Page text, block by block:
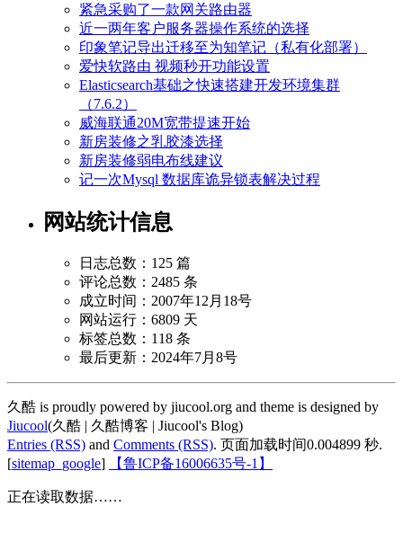
紧急采购了一款网关路由器
近一两年客户服务器操作系统的选择
印象笔记导出迁移至为知笔记（私有化部署）
爱快软路由 视频秒开功能设置
Elasticsearch基础之快速搭建开发环境集群
（7.6.2）
威海联通20M宽带提速开始
新房装修之乳胶漆选择
新房装修弱电布线建议
记一次Mysql 数据库诡异锁表解决过程
网站统计信息
日志总数：125 篇
评论总数：2485 条
成立时间：2007年12月18号
网站运行：6809 天
标签总数：118 条
最后更新：2024年7月8号
久酷 is proudly powered by jiucool.org and theme is designed by
Jiucool(久酷 | 久酷博客 | Jiucool's Blog)
Entries (RSS) and Comments (RSS). 页面加载时间0.004899 秒.
[sitemap_google] 【鲁ICP备16006635号-1】
正在读取数据……